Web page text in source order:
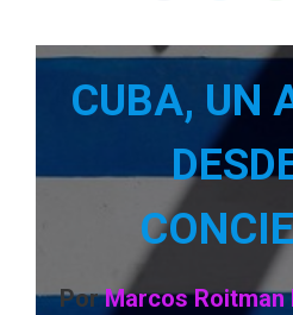
CUBA, UN
PorMarcos Roitman